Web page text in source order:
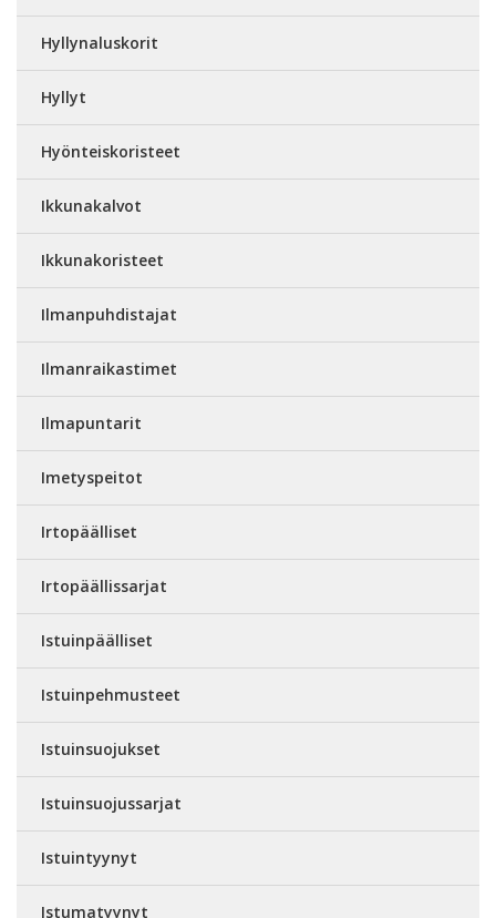
Hyllynaluskorit
Hyllyt
Hyönteiskoristeet
Ikkunakalvot
Ikkunakoristeet
Ilmanpuhdistajat
Ilmanraikastimet
Ilmapuntarit
Imetyspeitot
Irtopäälliset
Irtopäällissarjat
Istuinpäälliset
Istuinpehmusteet
Istuinsuojukset
Istuinsuojussarjat
Istuintyynyt
Istumatyynyt